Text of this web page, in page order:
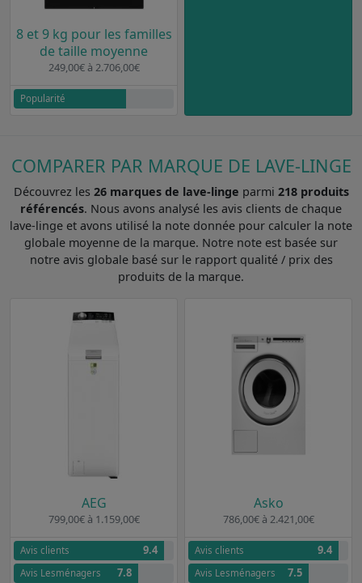
8 et 9 kg pour les familles
de taille moyenne
249,00€ à 2.706,00€
Popularité
COMPARER PAR MARQUE DE LAVE-LINGE
Découvrez les 26 marques de lave-linge parmi 218 produits
référencés. Nous avons analysé les avis clients de chaque
lave-linge et avons utilisé la note donnée pour calculer la note
globale moyenne de la marque. Notre note est basée sur
notre avis globale basé sur le rapport qualité / prix des
produits de la marque.
AEG
799,00€ à 1.159,00€
Avis clients 9.4
Avis Lesménagers 7.8
Asko
786,00€ à 2.421,00€
Avis clients 9.4
Avis Lesménagers 7.5